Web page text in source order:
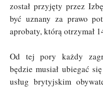
został przyjęty przez
być uznany za prawo
aprobaty, którą otrzymał
Od tej pory każdy
będzie musiał ubiegać
usług brytyjskim